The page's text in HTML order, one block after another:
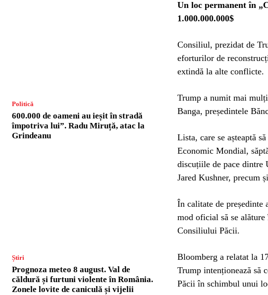
Politică
600.000 de oameni au ieșit în stradă
împotriva lui”. Radu Miruță, atac la
Grindeanu
Știri
Prognoza meteo 8 august. Val de
căldură și furtuni violente în România.
Zonele lovite de caniculă și vijelii
Un loc permanent în
1.000.000.000$
Consiliul, prezidat de
eforturilor de
extindă la alte conflicte.
Trump a numit mai
Banga, președintele
Lista, care se așteaptă
Economic Mondial,
discuțiile de pace
Jared Kushner, precum
În calitate de
mod oficial să se
Consiliului Păcii.
Bloomberg a relatat la
Trump intenționează să
Păcii în schimbul unui